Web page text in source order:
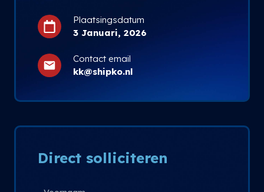
Plaatsingsdatum
3 Januari, 2026
Contact email
kk@shipko.nl
Direct solliciteren